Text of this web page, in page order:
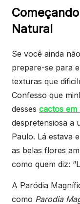
Natural
Se você ainda
prepare-se para
texturas que
Confesso que
desses cactos em
despretensiosa a
Paulo. Lá estava
as belas flores
como quem diz:
A Paródia
como Parodia